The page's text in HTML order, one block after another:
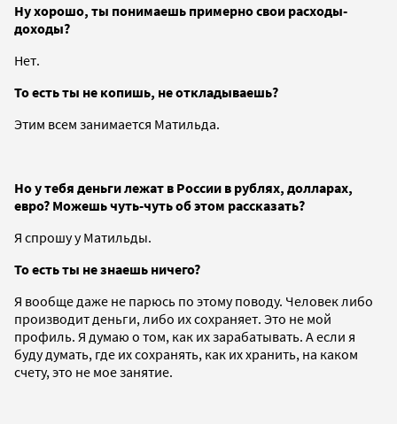
Ну хорошо, ты понимаешь примерно свои расходы-
доходы?
Нет.
То есть ты не копишь, не откладываешь?
Этим всем занимается Матильда.
Но у тебя деньги лежат в России в рублях, долларах,
евро? Можешь чуть-чуть об этом рассказать?
Я спрошу у Матильды.
То есть ты не знаешь ничего?
Я вообще даже не парюсь по этому поводу. Человек либо
производит деньги, либо их сохраняет. Это не мой
профиль. Я думаю о том, как их зарабатывать. А если я
буду думать, где их сохранять, как их хранить, на каком
счету, это не мое занятие.